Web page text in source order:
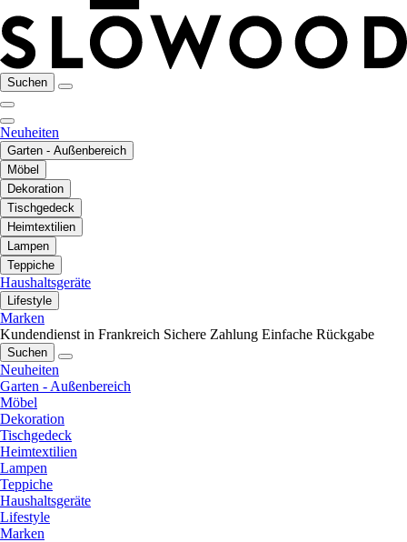
Suchen
Neuheiten
Garten - Außenbereich
Möbel
Dekoration
Tischgedeck
Heimtextilien
Lampen
Teppiche
Haushaltsgeräte
Lifestyle
Marken
Kundendienst in Frankreich Sichere Zahlung Einfache Rückgabe
Suchen
Neuheiten
Garten - Außenbereich
Möbel
Dekoration
Tischgedeck
Heimtextilien
Lampen
Teppiche
Haushaltsgeräte
Lifestyle
Marken